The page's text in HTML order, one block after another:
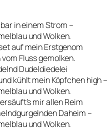
in einem Strom –
und Wolken.
auf mein Erstgenom
Fluss gemolken.
Dudeldiedelei
kühlt mein Köpfchen high –
und Wolken.
mir allen Reim
Daheim –
und Wolken.